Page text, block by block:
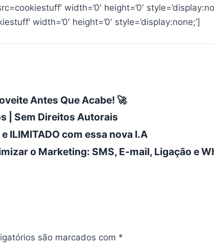
width=’0′ height=’0′
width=’0′ height=’0′ style=’display:none;’]
Antes Que Acabe! 🚀
| Sem Direitos Autorais
ILIMITADO com essa nova I.A
o Marketing: SMS, E-mail, Ligação e
são marcados com *